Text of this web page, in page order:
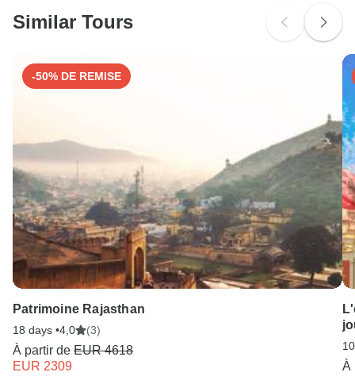
Similar Tours
-50% DE REMISE
Patrimoine Rajasthan
18 days •4,0 (3)
À partir de EUR 4618
EUR 2309
À